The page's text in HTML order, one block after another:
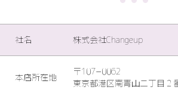
社名 株式会社Changeup
本店所在地
〒107−0062
東京都港区南青山二丁目２